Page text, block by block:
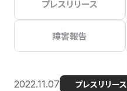
プレスリリース
障害報告
2022.11.07 プレスリリース